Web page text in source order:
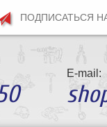
ПОДПИСАТЬСЯ
E-mail: